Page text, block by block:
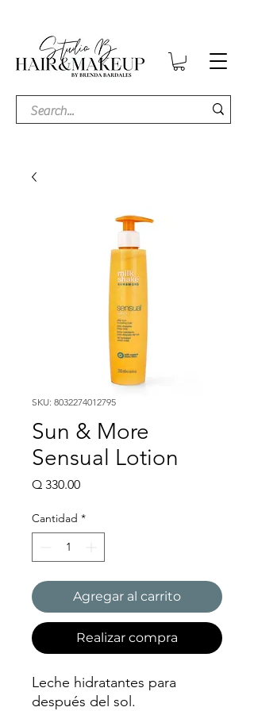
SKU: 8032274012795
Sun & More
Sensual Lotion
Q 330.00Precio
Cantidad *
Agregar al carrito
Realizar compra
Leche hidratantes para
después del sol.